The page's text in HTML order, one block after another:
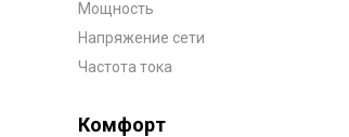
Мощность
Напряжение сети
Частота тока
Комфорт